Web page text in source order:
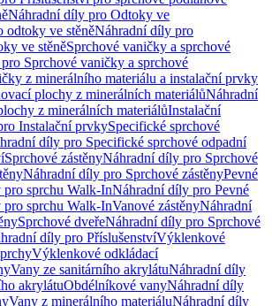
Náhradní díly pro Odtoky ve
odtoky ve stěněNáhradní díly pro
ve stěněSprchové vaničky a sprchové
Sprchové vaničky a sprchové
z minerálního materiálu a instalační prvky
plochy z minerálních materiálůNáhradní
z minerálních materiálůInstalační
Instalační prvkySpecifické sprchové
díly pro Specifické sprchové odpadní
Sprchové zástěnyNáhradní díly pro Sprchové
Náhradní díly pro Sprchové zástěnyPevné
pro sprchu Walk-InNáhradní díly pro Pevné
pro sprchu Walk-InVanové zástěnyNáhradní
Sprchové dveřeNáhradní díly pro Sprchové
díly pro PříslušenstvíVýklenkové
Výklenkové odkládací
Vany ze sanitárního akrylátuNáhradní díly
akrylátuObdélníkové vanyNáhradní díly
Vany z minerálního materiáluNáhradní díly